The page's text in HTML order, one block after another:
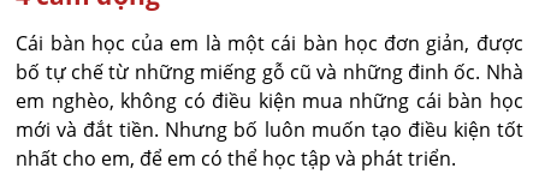
Cái bàn học của em là một cái bàn học đơn giản, được
bố tự chế từ những miếng gỗ cũ và những đinh ốc. Nhà
em nghèo, không có điều kiện mua những cái bàn học
mới và đắt tiền. Nhưng bố luôn muốn tạo điều kiện tốt
nhất cho em, để em có thể học tập và phát triển.